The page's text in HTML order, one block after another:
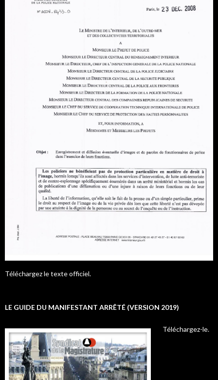
Téléchargez le texte officiel.
LE GUIDE DU MANIFESTANT ARRÊTÉ (VERSION 2019)
Téléchargez-le.